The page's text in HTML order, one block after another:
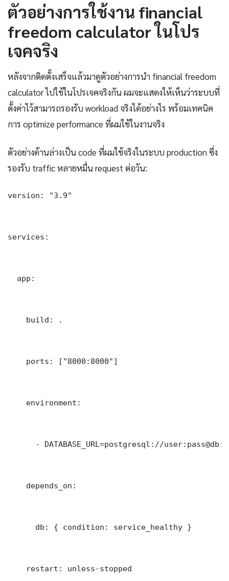
ตัวอย่างการใช้งาน financial
freedom calculator ในโปร
เจคจริง
หลังจากติดตั้งเสร็จแล้วมาดูตัวอย่างการนำ financial freedom
calculator ไปใช้ในโปรเจคจริงกัน ผมจะแสดงให้เห็นว่าระบบที่
ตั้งค่าไว้สามารถรองรับ workload จริงได้อย่างไร พร้อมเทคนิค
การ optimize performance ที่ผมใช้ในงานจริง
ตัวอย่างด้านล่างเป็น code ที่ผมใช้จริงในระบบ production ซึ่ง
รองรับ traffic หลายหมื่น request ต่อวัน:
version: "3.9"
services:
  app:
    build: .
    ports: ["8000:8000"]
    environment:
- DATABASE_URL=postgresql://
    depends_on:
      db: { condition: service_healthy }
    restart: unless-stopped